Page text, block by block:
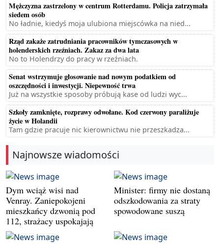
Mężczyzna zastrzelony w centrum Rotterdamu. Policja zatrzymała
siedem osób
No ładnie, kiedyś moja ulubiona miejscówka na nied...
Rząd zakaże zatrudniania pracowników tymczasowych w
holenderskich rzeźniach. Zakaz za dwa lata
No to Holendrzy do pracy w rzeźniach.
Senat wstrzymuje głosowanie nad nowym podatkiem od
oszczędności i inwestycji. Niepewność trwa
Już na wszystkie sposoby próbują kase od ludzi wyc...
Szkoły zamknięte, rozprawy odwołane. Kod czerwony paraliżuje
życie w Holandii
Tam gdzie pracuje nic kierownictwu nie przeszkadza...
Najnowsze wiadomości
Dym wciąż wisi nad
Venray. Zaniepokojeni
mieszkańcy dzwonią pod
112, strażacy uspokajają
Minister: firmy nie dostaną
odszkodowania za straty
spowodowane suszą